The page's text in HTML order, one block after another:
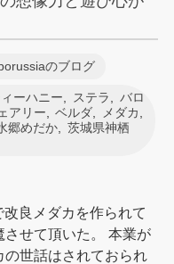
のブログ
ーハニー ステラ
バロ
アリー ベルダ メダカ
郷めだか
茨城県神栖
良メダカを作られて
せて頂いた。 本業が
世話はされておられ